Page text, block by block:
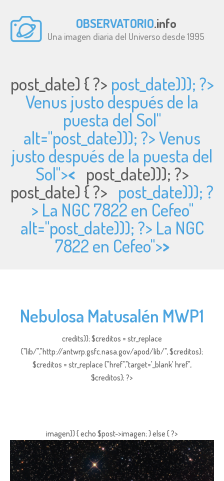
OBSERVATORIO.info
Una imagen diaria del Universo desde 1995
post_date) { ?> post_date))); ?>
Venus justo después de la
puesta del Sol"
alt="post_date))); ?> Venus
justo después de la puesta del
Sol">< post_date))); ?>
post_date) { ?> post_date))); ?
> La NGC 7822 en Cefeo"
alt="post_date))); ?> La NGC
7822 en Cefeo">>
Nebulosa Matusalén MWP1
credits)); $creditos = str_replace
("lib/","http://antwrp.gsfc.nasa.gov/apod/lib/", $creditos);
$creditos = str_replace ("href","target='_blank' href",
$creditos); ?>
imagen)) { echo $post->imagen; } else { ?>